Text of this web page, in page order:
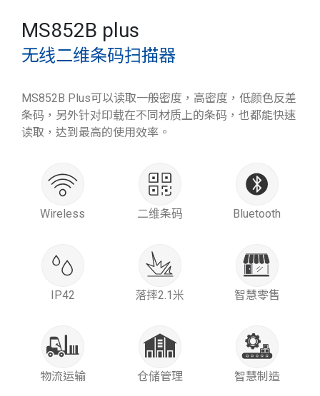
MS852B plus
无线二维条码扫描器
MS852B Plus可以读取一般密度，高密度，低颜色反差
条码，另外针对印载在不同材质上的条码，也都能快速
读取，达到最高的使用效率。
Wireless 二维条码 Bluetooth
IP42 落摔2.1米 智慧零售
物流运输 仓储管理 智慧制造